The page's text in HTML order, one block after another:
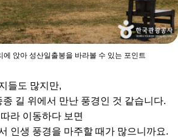
에 앉아 성산일출봉을 바라볼 수 있는 포인트
들도 많지만,
길 위에서 만난 풍경인 것 같습니다.
라 이동하다 보면
인생 풍경을 마주할 때가 많으니까요.